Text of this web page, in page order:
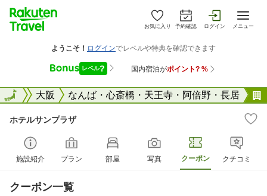
お気に入り 予約確認 ログイン メニュー
阪府 大阪 なんば・心斎橋・天王寺・阿倍野・長居
全国
ホテルサンプラザ
施設紹介 プラン 部屋 写真 クーポン クチコミ
クーポン一覧